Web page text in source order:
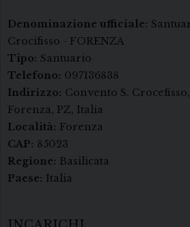
Denominazione ufficiale:
Crocifisso - FORENZA
Tipo: Santuario
Telefono: 097136838
Indirizzo: Convento S.
Forenza, PZ, Italia
Località: Forenza
CAP: 85023
Regione: Basilicata
Paese: Italia